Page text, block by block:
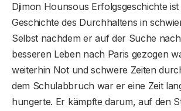
Djimon Hounsous Erfolgsgeschichte
Geschichte des Durchhaltens in
Selbst nachdem er auf der Suche
besseren Leben nach Paris gezogen
weiterhin Not und schwere Zeiten
dem Schulabbruch war er eine Zeit
hungerte. Er kämpfte darum, auf den